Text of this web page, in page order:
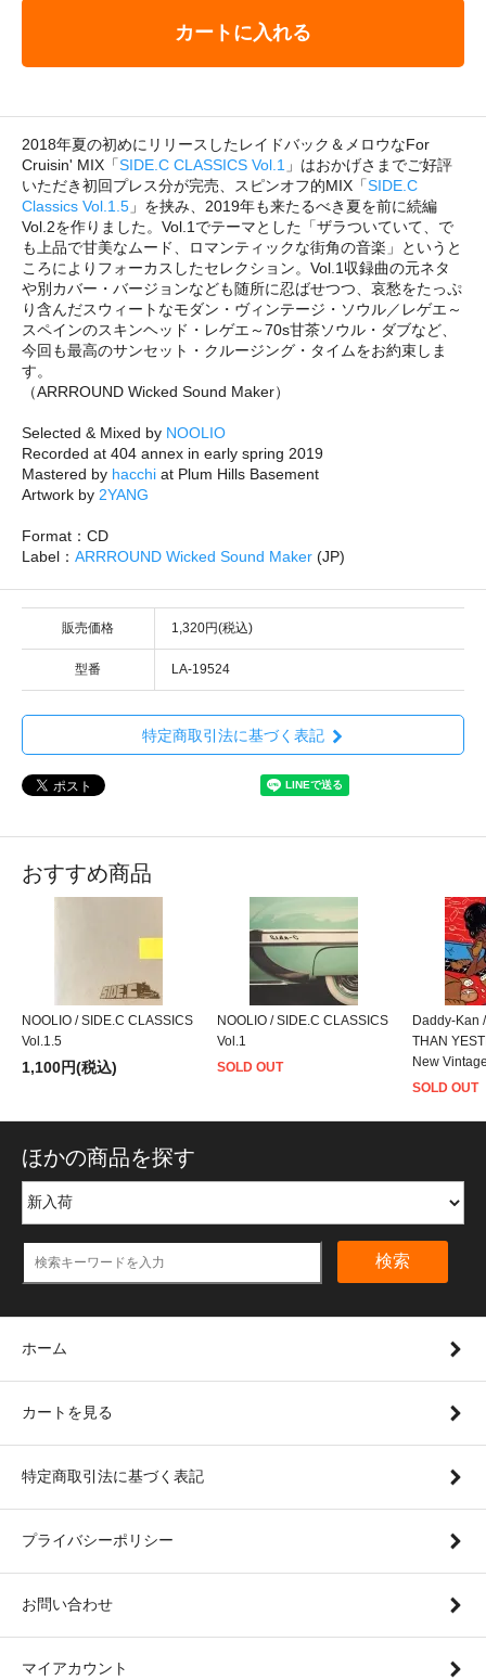
カートに入れる
2018年夏の初めにリリースしたレイドバック＆メロウなFor
Cruisin' MIX「SIDE.C CLASSICS Vol.1 」はおかげさまでご好評
いただき初回プレス分が完売、スピンオフ的MIX「SIDE.C
Classics Vol.1.5 」を挟み、2019年も来たるべき夏を前に続編
Vol.2を作りました。Vol.1でテーマとした「ザラついていて、で
も上品で甘美なムード、ロマンティックな街角の音楽」というと
ころによりフォーカスしたセレクション。Vol.1収録曲の元ネタ
や別カバー・バージョンなども随所に忍ばせつつ、哀愁をたっぷ
り含んだスウィートなモダン・ヴィンテージ・ソウル／レゲエ～
スペインのスキンヘッド・レゲエ～70s甘茶ソウル・ダブなど、
今回も最高のサンセット・クルージング・タイムをお約束しま
す。
（ARRROUND Wicked Sound Maker）
Selected & Mixed by NOOLIO
Recorded at 404 annex in early spring 2019
Mastered by hacchi at Plum Hills Basement
Artwork by 2YANG
Format：CD
Label： ARRROUND Wicked Sound Maker (JP)
販売価格 1,320円(税込)
型番 LA-19524
特定商取引法に基づく表記
おすすめ商品
NOOLIO / SIDE.C CLASSICS
Vol.1.5
1,100円(税込)
NOOLIO / SIDE.C CLASSICS
Vol.1
SOLD OUT
Daddy-Kan
THAN
New
SOLD OUT
ほかの商品を探す
検索
ホーム
カートを見る
特定商取引法に基づく表記
プライバシーポリシー
お問い合わせ
マイアカウント